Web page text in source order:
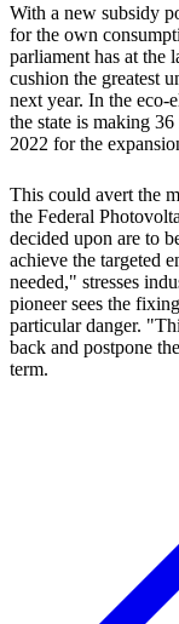
With a new subsidy
for the own
parliament has at the
cushion the greatest
next year. In the eco-
the state is making
2022 for the
This could avert the
the Federal
decided upon are to
achieve the targeted
needed," stresses
pioneer sees the
particular danger.
back and postpone
term.